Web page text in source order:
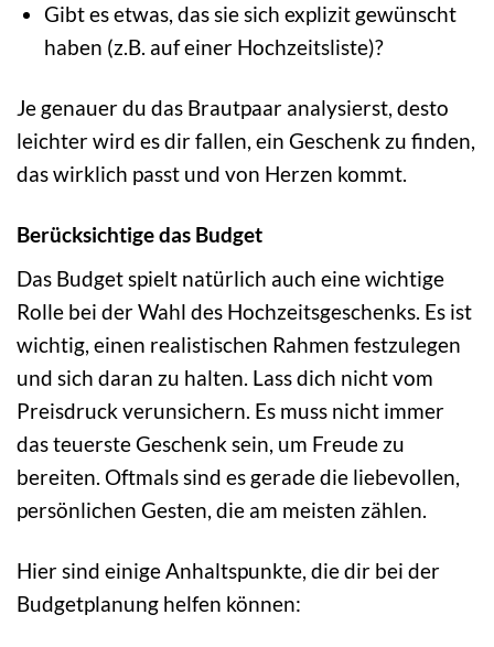
Gibt es etwas, das sie sich explizit gewünscht
haben (z.B. auf einer Hochzeitsliste)?
Je genauer du das Brautpaar analysierst, desto
leichter wird es dir fallen, ein Geschenk zu finden,
das wirklich passt und von Herzen kommt.
Berücksichtige das Budget
Das Budget spielt natürlich auch eine wichtige
Rolle bei der Wahl des Hochzeitsgeschenks. Es ist
wichtig, einen realistischen Rahmen festzulegen
und sich daran zu halten. Lass dich nicht vom
Preisdruck verunsichern. Es muss nicht immer
das teuerste Geschenk sein, um Freude zu
bereiten. Oftmals sind es gerade die liebevollen,
persönlichen Gesten, die am meisten zählen.
Hier sind einige Anhaltspunkte, die dir bei der
Budgetplanung helfen können: